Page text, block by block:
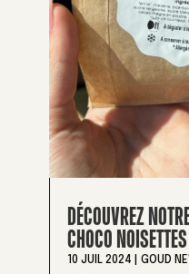
DÉCOUVREZ
CHOCO
10 JUIL 2024 GOUD